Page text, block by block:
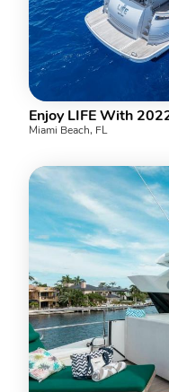
Enjoy LIFE With
Miami Beach, FL